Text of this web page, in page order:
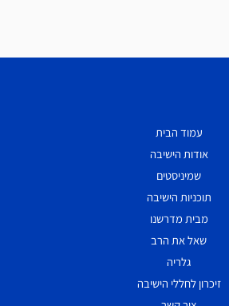
עמוד הבית
אודות הישיבה
שמיניסטים
תוכניות הישיבה
מבית מדרשנו
שאל את הרב
גלריה
זיכרון לחללי הישיבה